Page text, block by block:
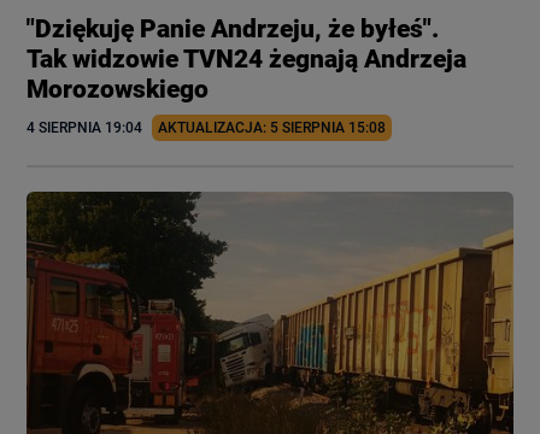
"Dziękuję Panie Andrzeju, że byłeś".
Tak widzowie TVN24 żegnają Andrzeja
Morozowskiego
4 SIERPNIA 19:04 AKTUALIZACJA: 5 SIERPNIA 15:08